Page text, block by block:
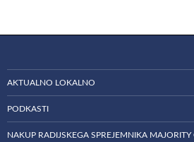
AKTUALNO LOKALNO
PODKASTI
NAKUP RADIJSKEGA SPREJEMNIKA MAJORITY